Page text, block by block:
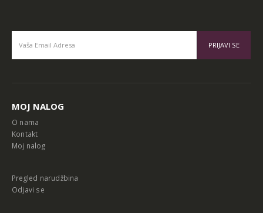
MOJ NALOG
O nama
Kontakt
Moj nalog
Pregled narudžbina
Odjavi se